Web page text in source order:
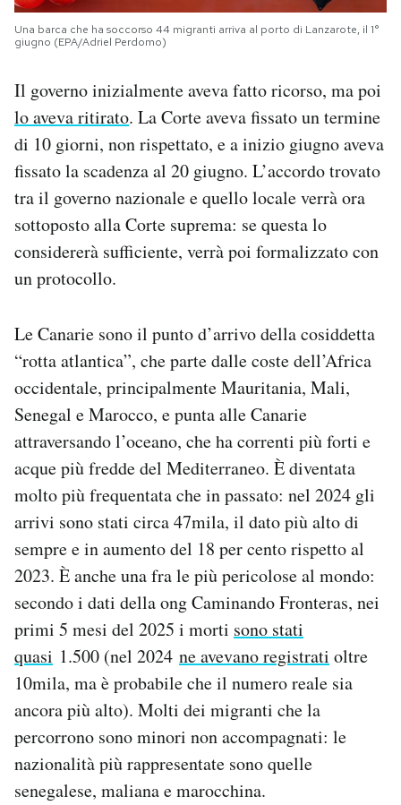
Una barca che ha soccorso 44 migranti arriva al porto di Lanzarote, il 1°
giugno (EPA/Adriel Perdomo)
Il governo inizialmente aveva fatto ricorso, ma poi
lo aveva ritirato. La Corte aveva fissato un termine
di 10 giorni, non rispettato, e a inizio giugno aveva
fissato la scadenza al 20 giugno. L’accordo trovato
tra il governo nazionale e quello locale verrà ora
sottoposto alla Corte suprema: se questa lo
considererà sufficiente, verrà poi formalizzato con
un protocollo.
Le Canarie sono il punto d’arrivo della cosiddetta
“rotta atlantica”, che parte dalle coste dell’Africa
occidentale, principalmente Mauritania, Mali,
Senegal e Marocco, e punta alle Canarie
attraversando l’oceano, che ha correnti più forti e
acque più fredde del Mediterraneo. È diventata
molto più frequentata che in passato: nel 2024 gli
arrivi sono stati circa 47mila, il dato più alto di
sempre e in aumento del 18 per cento rispetto al
2023. È anche una fra le più pericolose al mondo:
secondo i dati della ong Caminando Fronteras, nei
primi 5 mesi del 2025 i morti sono stati
quasi 1.500 (nel 2024 ne avevano registrati oltre
10mila, ma è probabile che il numero reale sia
ancora più alto). Molti dei migranti che la
percorrono sono minori non accompagnati: le
nazionalità più rappresentate sono quelle
senegalese, maliana e marocchina.